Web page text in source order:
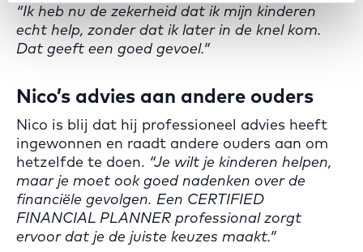
“Ik heb nu de zekerheid dat ik mijn kinderen
echt help, zonder dat ik later in de knel kom.
Dat geeft een goed gevoel.”
Nico’s advies aan andere ouders
Nico is blij dat hij professioneel advies heeft
ingewonnen en raadt andere ouders aan om
hetzelfde te doen. “Je wilt je kinderen helpen,
maar je moet ook goed nadenken over de
financiële gevolgen. Een CERTIFIED
FINANCIAL PLANNER professional zorgt
ervoor dat je de juiste keuzes maakt.”